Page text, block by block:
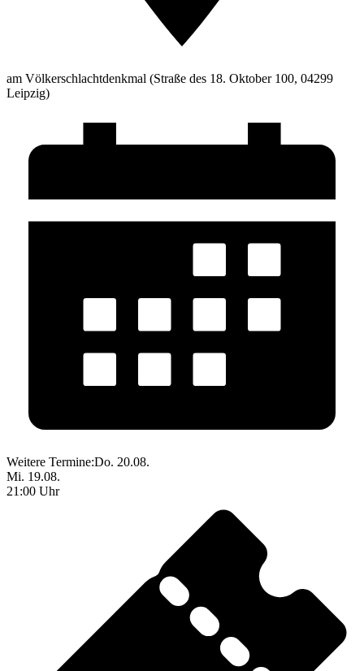
am Völkerschlachtdenkmal (Straße des 18. Oktober 100, 04299
Leipzig)
Weitere Termine:Do. 20.08.
Mi. 19.08.
21:00 Uhr